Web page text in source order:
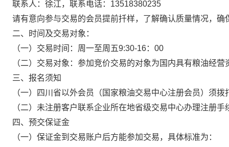
联系人：徐江，联系电话： 13518380235
请有意向参与交易的会员提前扦样，了解确认质量情况，
二、时间及交易对象：
（一）交易时间： 周一至周五9:30-16：00
（二）交易对象： 参加竞价交易的对象为国内具有粮油经营
三、报名须知
（一）四川省以外会员（国家粮油交易中心注册会员）须拨
（二） 未注册客户联系企业所在地省级交易中心办理注册手
四、预交保证金
（一） 保证金到交易账户后方能参加交易，具体标准为：